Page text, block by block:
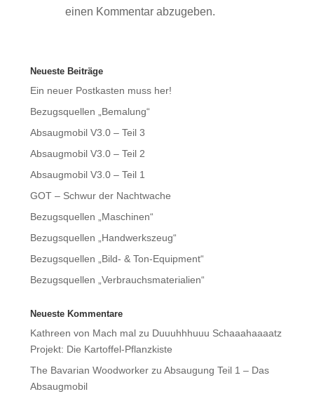
einen Kommentar abzugeben.
Neueste Beiträge
Ein neuer Postkasten muss her!
Bezugsquellen „Bemalung“
Absaugmobil V3.0 – Teil 3
Absaugmobil V3.0 – Teil 2
Absaugmobil V3.0 – Teil 1
GOT – Schwur der Nachtwache
Bezugsquellen „Maschinen“
Bezugsquellen „Handwerkszeug“
Bezugsquellen „Bild- & Ton-Equipment“
Bezugsquellen „Verbrauchsmaterialien“
Neueste Kommentare
Kathreen von Mach malzu Duuuhhhuuu Schaaahaaaatz
Projekt: Die Kartoffel-Pflanzkiste
The Bavarian Woodworkerzu Absaugung Teil 1 – Das
Absaugmobil